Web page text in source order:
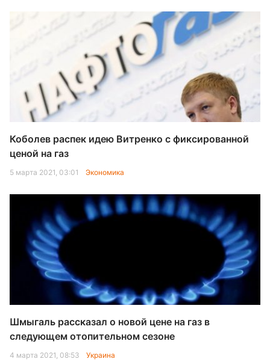
Коболев распек идею Витренко с фиксированной
ценой на газ
5 марта 2021, 03:01 Экономика
Шмыгаль рассказал о новой цене на газ в
следующем отопительном сезоне
4 марта 2021, 08:53 Украина